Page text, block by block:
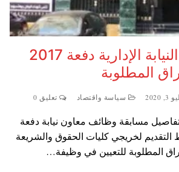
تقديم وظائف النيابة الإدارية دفعة 2017
المطلوبة
2020 سياسة واقتصاد تعليق 0
تفاصيل مسابقة وظائف معاون نيابة دفعة
التقديم لخريجي كليات الحقوق والشريعة
المطلوبة للتعيين في وظيفة…